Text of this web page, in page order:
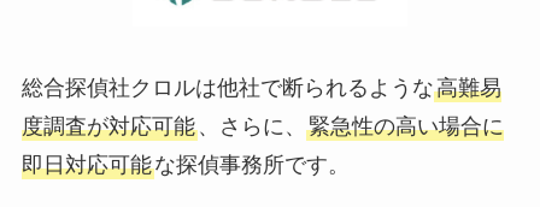
総合探偵社クロルは他社で断られるような高難易
度調査が対応可能、さらに、 緊急性の高い場合に
即日対応可能な探偵事務所です。